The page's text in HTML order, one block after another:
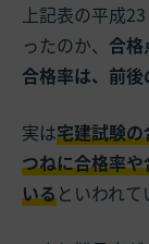
上記表の平成
ったのか、 合格
合格率は、前後
実は宅建試験
つねに合格率
いるといわれて